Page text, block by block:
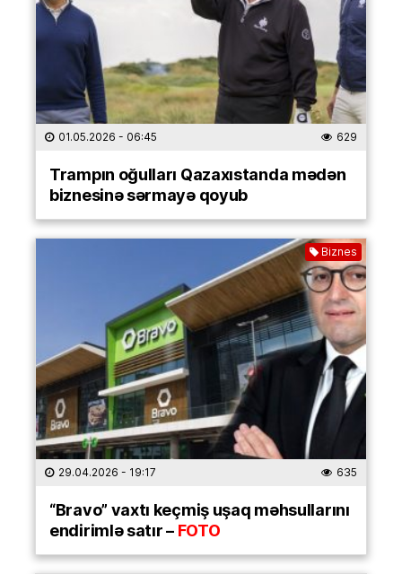
01.05.2026 - 06:45 629
Trampın oğulları Qazaxıstanda mədən
biznesinə sərmayə qoyub
Biznes
29.04.2026 - 19:17 635
“Bravo” vaxtı keçmiş uşaq məhsullarını
endirimlə satır –FOTO